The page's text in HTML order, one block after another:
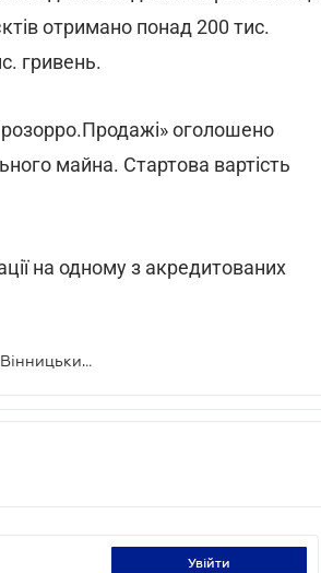
отримано понад 200 тис.
гривень.
оголошено
майна. Стартова вартість
на одному з акредитованих
Фонд держмайна продав "Закупнянський кар`єр" та "Вінницький інститут землеустрою" за понад 100 мільйонів
увійти